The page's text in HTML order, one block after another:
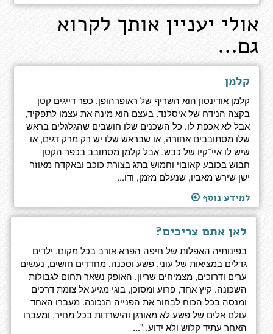
אולי יעניין אותך לקרוא
גם...
קלמן
קלמן אודינסון הוא השריף של ראופרהופן, כפר דייגים קטן
בקצה הנידח של איסלנד. בעצם הוא מינה את עצמו לתפקיד,
אבל לא אכפת לו. כל השכנים שלו חושבים שהגלגלים בראש
שלו מסתובבים אחורה, או שבראש שלו יש רק מרק דגים, או
שיש לו איי־קיו של כבש. אבל קלמן מסתובב בכפר הקטן
חבוש בכובע קאובוי וחמוש בתג בצורת כוכב ובאקדח מאוזר
ישן שירש מאביו, שנעלם מזמן, ודו...
למידע נוסף
לאן אתם צריכים?
בפינותיה האפלות של חיפה הפרא אורב בכל מקום. ילדים
גדלים במציאות של עוני, פשע וסכנה, מחדדים חושים, נעשים
ערים ודרוכים, מצמיחים שריון. האופק נשאר תחום לגבולות
השכונה. קיץ אחד, פרוע ומסוכן, בוגי מגיע אל צומת דרכים
ומנסה בכל הכוח לבחור את הפנייה הנכונה. מעברו האחד
עולם אלים של פשע לא מאורגן והישרדות בכל מחיר, ומעברו
האחר עתיד קלוש ולא ידוע. "...